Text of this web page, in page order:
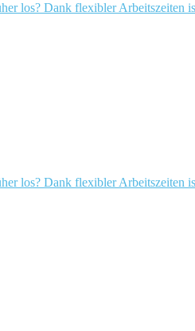
los? Dank flexibler Arbeitszeiten
los? Dank flexibler Arbeitszeiten